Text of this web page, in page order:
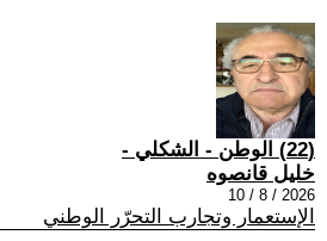
(22) الوطن - الشكلي -
خليل قانصوه
2026 / 8 / 10
الإستعمار وتجارب التحرّر الوطني